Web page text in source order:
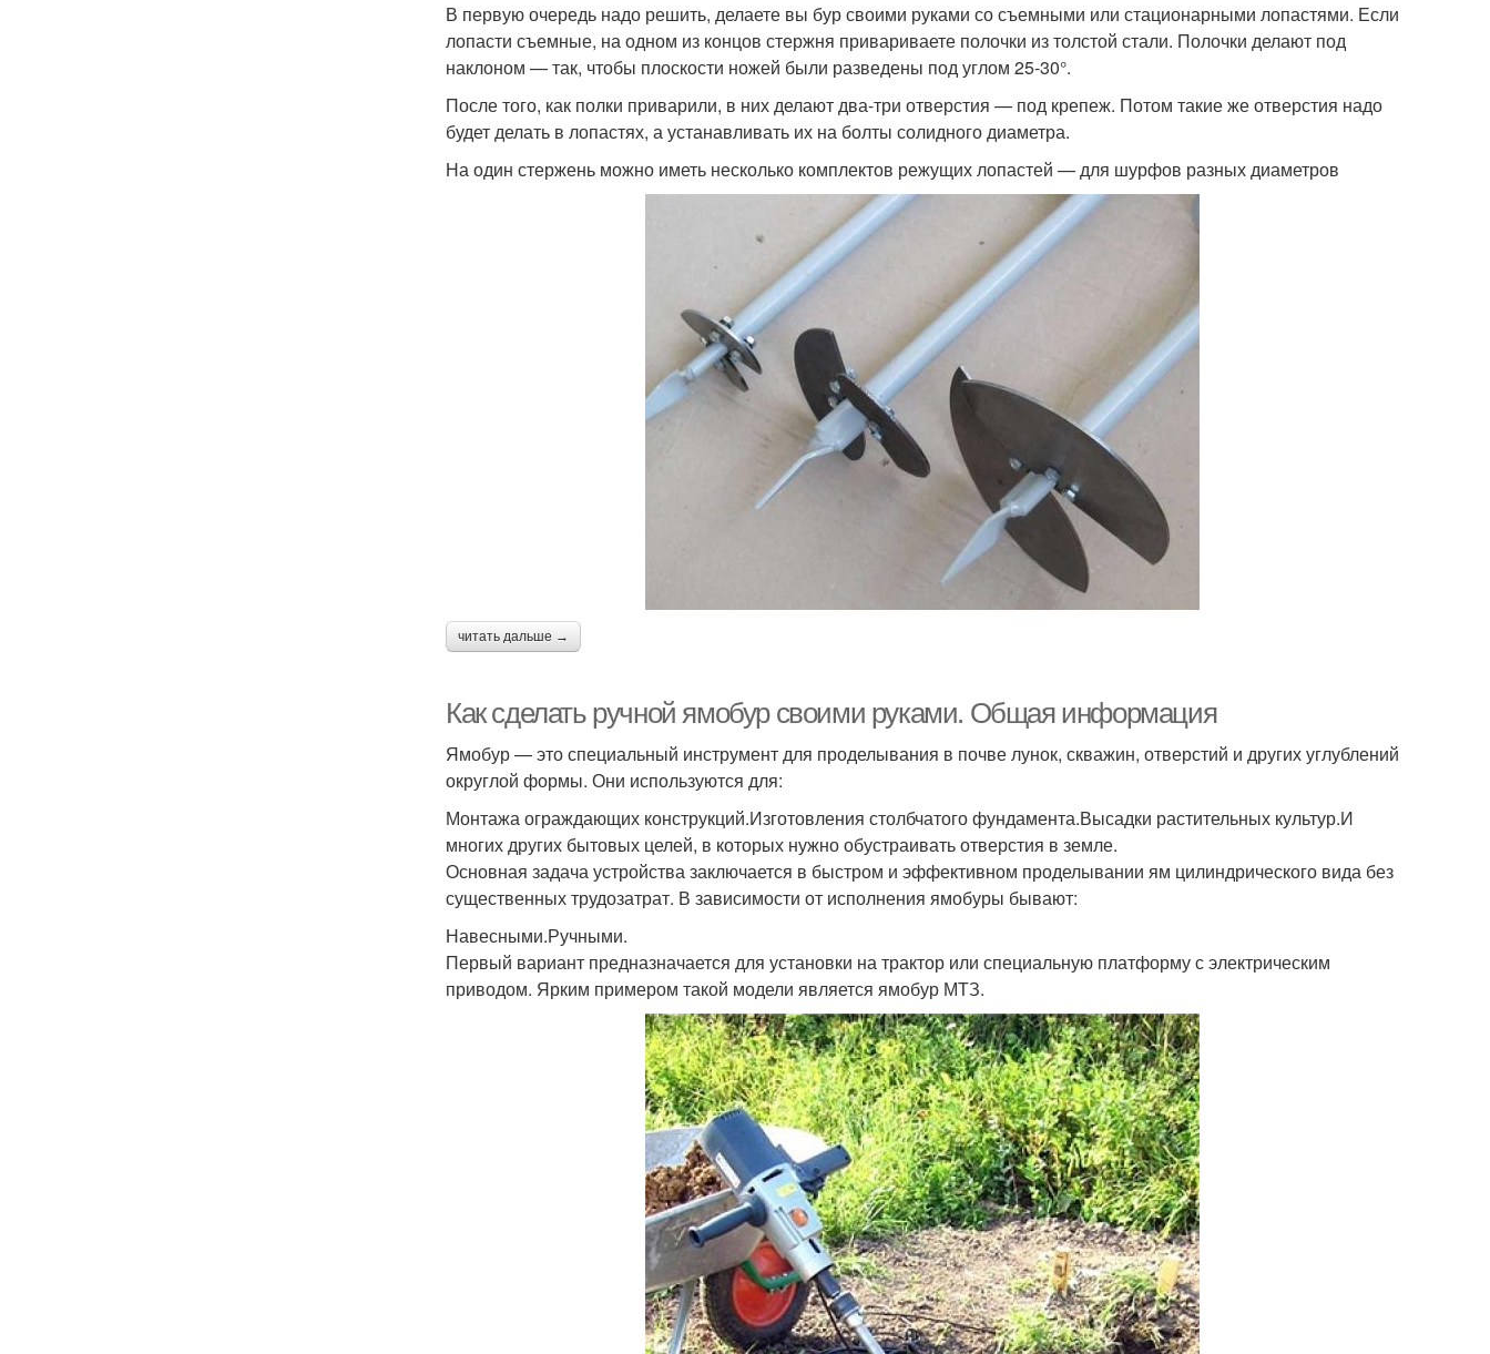
В первую очередь надо решить, делаете вы бур своими руками со съемными или стационарными лопастями. Если
лопасти съемные, на одном из концов стержня привариваете полочки из толстой стали. Полочки делают под
наклоном — так, чтобы плоскости ножей были разведены под углом 25-30°.
После того, как полки приварили, в них делают два-три отверстия — под крепеж. Потом такие же отверстия надо
будет делать в лопастях, а устанавливать их на болты солидного диаметра.
На один стержень можно иметь несколько комплектов режущих лопастей — для шурфов разных диаметров
читать дальше →
Как сделать ручной ямобур своими руками. Общая информация
Ямобур — это специальный инструмент для проделывания в почве лунок, скважин, отверстий и других углублений
округлой формы. Они используются для:
Монтажа ограждающих конструкций.Изготовления столбчатого фундамента.Высадки растительных культур.И
многих других бытовых целей, в которых нужно обустраивать отверстия в земле.
Основная задача устройства заключается в быстром и эффективном проделывании ям цилиндрического вида без
существенных трудозатрат. В зависимости от исполнения ямобуры бывают:
Навесными.Ручными.
Первый вариант предназначается для установки на трактор или специальную платформу с электрическим
приводом. Ярким примером такой модели является ямобур МТЗ.